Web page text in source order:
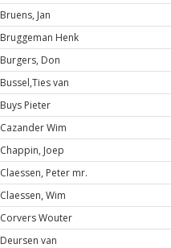
Bruens, Jan
Bruggeman Henk
Burgers, Don
Bussel,Ties van
Buys Pieter
Cazander Wim
Chappin, Joep
Claessen, Peter mr.
Claessen, Wim
Corvers Wouter
Deursen van